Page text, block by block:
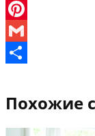
X
Pinterest
Gmail
Похожие